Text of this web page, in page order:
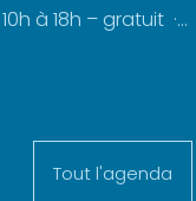
à 18h – gratuit ·...
Tout l'agenda